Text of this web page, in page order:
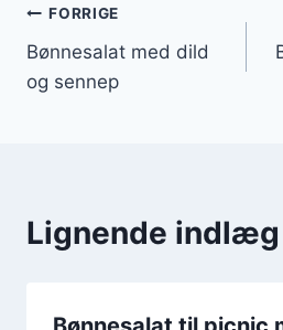
FORRIGE
Bønnesalat med dild
og sennep
Lignende indlæg